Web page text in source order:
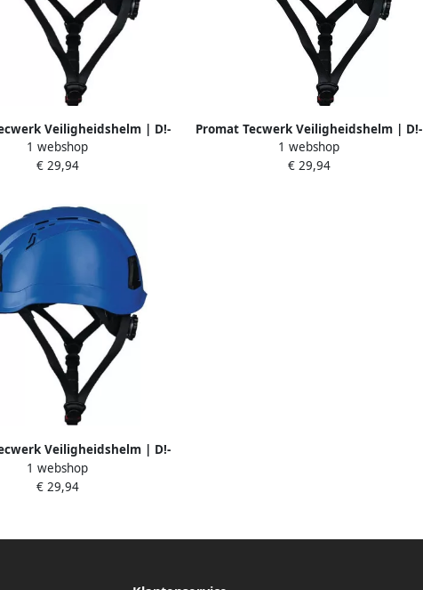
Veiligheidshelm | D!-
| ABS | EN 397 4000370740
1 webshop
€ 29,94
Promat Tecwerk Veiligheidshelm | D!-
Rock | ORANGE | ABS | EN 397
4000370742
1 webshop
€ 29,94
Veiligheidshelm | D!-
| blauw | ABS | EN 397
4000370741
1 webshop
€ 29,94